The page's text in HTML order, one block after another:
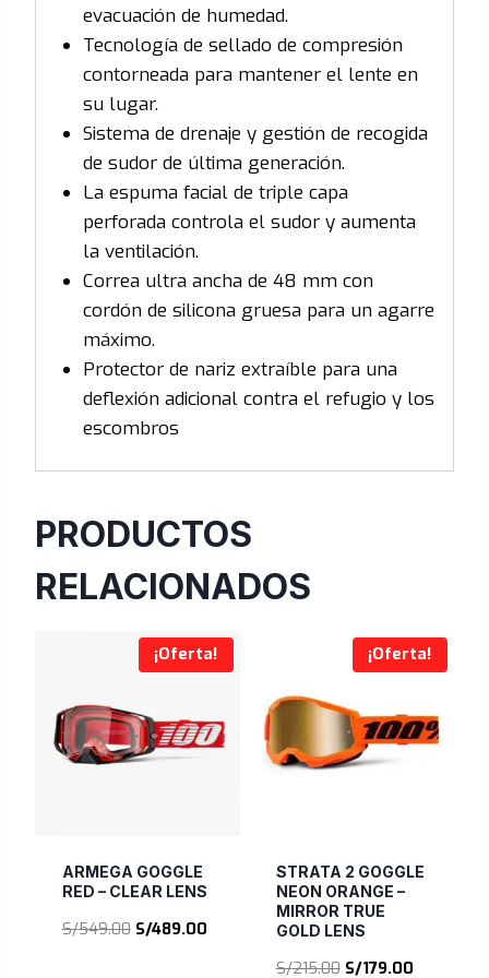
evacuación de humedad.
Tecnología de sellado de compresión
contorneada para mantener el lente en
su lugar.
Sistema de drenaje y gestión de recogida
de sudor de última generación.
La espuma facial de triple capa
perforada controla el sudor y aumenta
la ventilación.
Correa ultra ancha de 48 mm con
cordón de silicona gruesa para un agarre
máximo.
Protector de nariz extraíble para una
deflexión adicional contra el refugio y los
escombros
PRODUCTOS
RELACIONADOS
¡Oferta!
ARMEGA GOGGLE
RED – CLEAR LENS
S/549.00 El
S/489.00El
¡Oferta!
STRATA 2 GOGGLE
NEON ORANGE –
MIRROR TRUE
GOLD LENS
S/215.00 El
S/179.00El